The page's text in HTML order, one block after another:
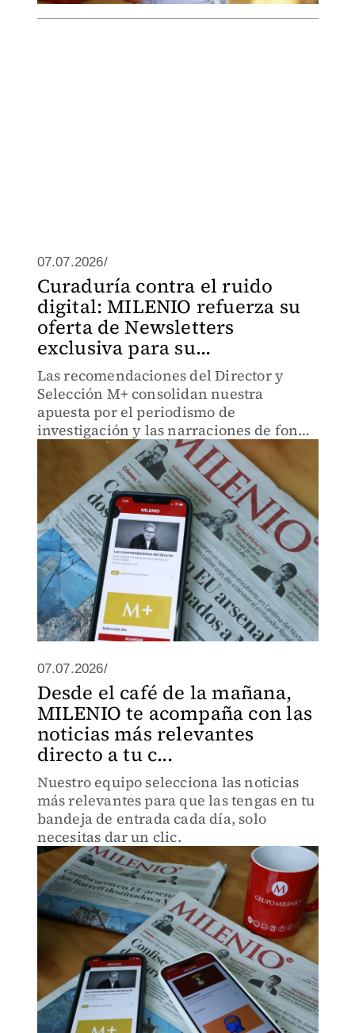
07.07.2026/
Curaduría contra el ruido
digital: MILENIO refuerza su
oferta de Newsletters
exclusiva para su...
Las recomendaciones del Director y
Selección M+ consolidan nuestra
apuesta por el periodismo de
investigación y las narraciones de fondo
directo al correo electrónico.
07.07.2026/
Desde el café de la mañana,
MILENIO te acompaña con las
noticias más relevantes
directo a tu c...
Nuestro equipo selecciona las noticias
más relevantes para que las tengas en tu
bandeja de entrada cada día, solo
necesitas dar un clic.